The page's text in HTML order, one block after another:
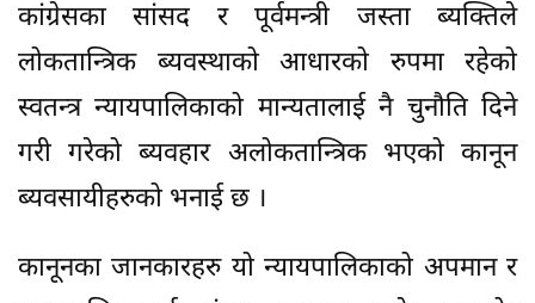
कांग्रेसका सांसद र पूर्वमन्त्री जस्ता ब्यक्तिले
लोकतान्त्रिक ब्यवस्थाको आधारको रुपमा रहेको
स्वतन्त्र न्यायपालिकाको मान्यतालाई नै चुनौति दिने
गरी गरेको ब्यवहार अलोकतान्त्रिक भएको कानून
ब्यवसायीहरुको भनाई छ ।
कानूनका जानकारहरु यो न्यायपालिकाको अपमान र